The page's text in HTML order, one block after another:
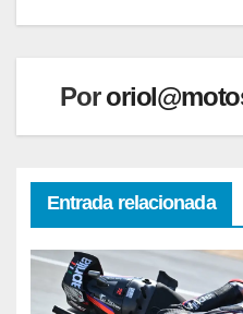
entradas
Por
Entrada relacionada